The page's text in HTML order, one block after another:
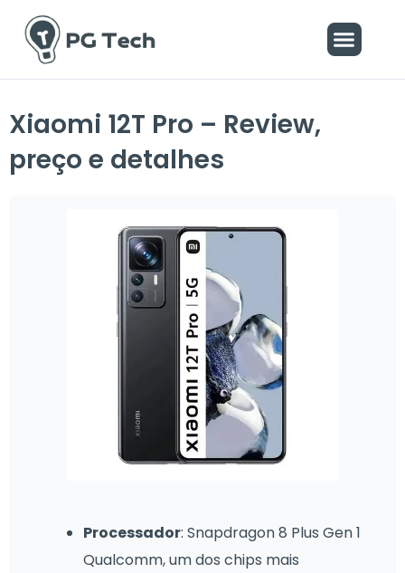
para
conteúdo
Menu
Xiaomi 12T Pro – Review,
preço e detalhes
Processador: Snapdragon 8 Plus Gen 1
Qualcomm, um dos chips mais